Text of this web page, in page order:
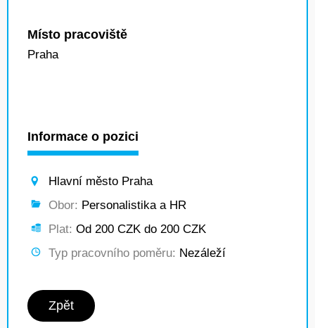
Místo pracoviště
Praha
Informace o pozici
Hlavní město Praha
Obor: Personalistika a HR
Plat: Od 200 CZK do 200 CZK
Typ pracovního poměru: Nezáleží
Zpět